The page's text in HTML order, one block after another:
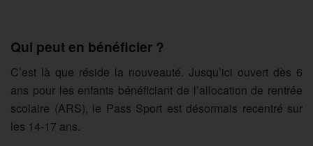
Qui peut en bénéficier ?
C’est là que réside la nouveauté. Jusqu’ici ouvert dès 6
ans pour les enfants bénéficiant de l’allocation de rentrée
scolaire (ARS), le Pass Sport est désormais recentré sur
les 14-17 ans.